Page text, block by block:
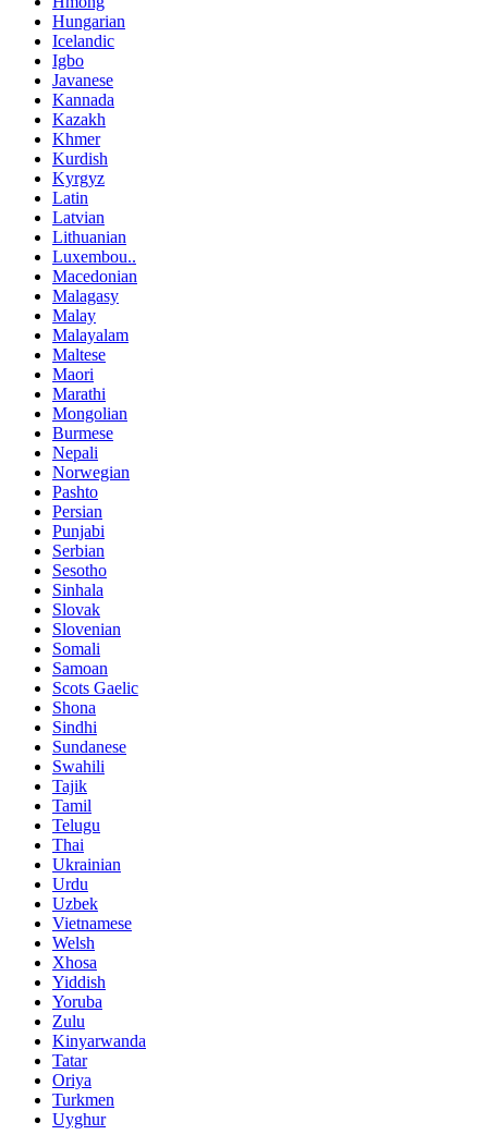
Hungarian
Icelandic
Igbo
Javanese
Kannada
Kazakh
Khmer
Kurdish
Kyrgyz
Latin
Latvian
Lithuanian
Luxembou..
Macedonian
Malagasy
Malay
Malayalam
Maltese
Maori
Marathi
Mongolian
Burmese
Nepali
Norwegian
Pashto
Persian
Punjabi
Serbian
Sesotho
Sinhala
Slovak
Slovenian
Somali
Samoan
Scots Gaelic
Shona
Sindhi
Sundanese
Swahili
Tajik
Tamil
Telugu
Thai
Ukrainian
Urdu
Uzbek
Vietnamese
Welsh
Xhosa
Yiddish
Yoruba
Zulu
Kinyarwanda
Tatar
Oriya
Turkmen
Uyghur